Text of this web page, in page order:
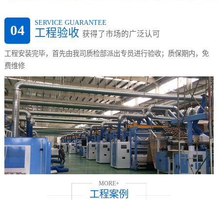
04 SERVICE GUARANTEE
工程验收 获得了市场的广泛认可
工程安装完毕，首先由我司质检部派出专员进行验收；质保期内，免
费维修
MORE+
工程案例